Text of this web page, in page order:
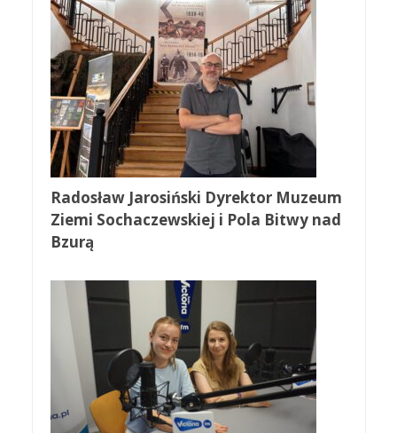
Radosław Jarosiński Dyrektor Muzeum
Ziemi Sochaczewskiej i Pola Bitwy nad
Bzurą